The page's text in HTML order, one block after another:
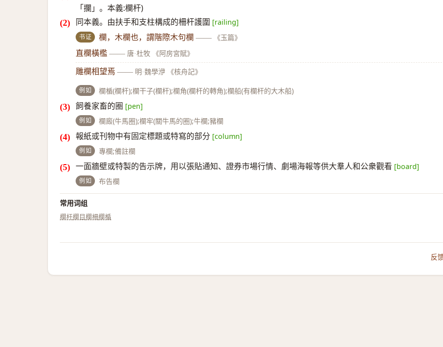
「攔」。本義:欄杆)
同本義。由扶手和支柱構成的柵杆護圍 [railing]
书证 欄，木欄也，謂階際木句欄 —— 《玉篇》
直欄橫檻 —— 唐·杜牧 《阿房宮賦》
雕欄相望焉 —— 明·魏學洢 《核舟記》
例如 欄楯(欄杆);欄干子(欄杆);欄角(欄杆的轉角);欄船(有欄杆的大木船)
飼養家畜的圈 [pen]
例如 欄廄(牛馬圈);欄牢(關牛馬的圈);牛欄;豬欄
報紙或刊物中有固定標題或特寫的部分 [column]
例如 專欄;備註欄
一面牆壁或特製的告示牌，用以張貼通知、證券市場行情、劇場海報等供大羣人和公衆觀看 [board]
例如 布告欄
常用词组
欄杆欄目欄柵欄楯
反